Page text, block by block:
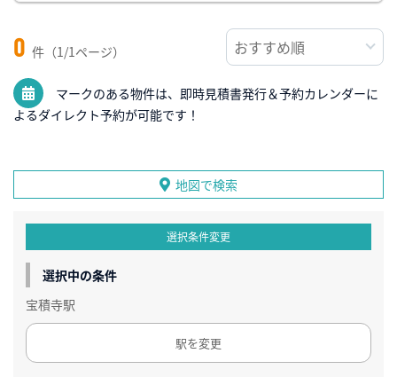
0 件（1/1ページ）
マークのある物件は、即時見積書発行＆予約カレンダーに
よるダイレクト予約が可能です！
地図で検索
選択条件変更
選択中の条件
宝積寺駅
駅を変更